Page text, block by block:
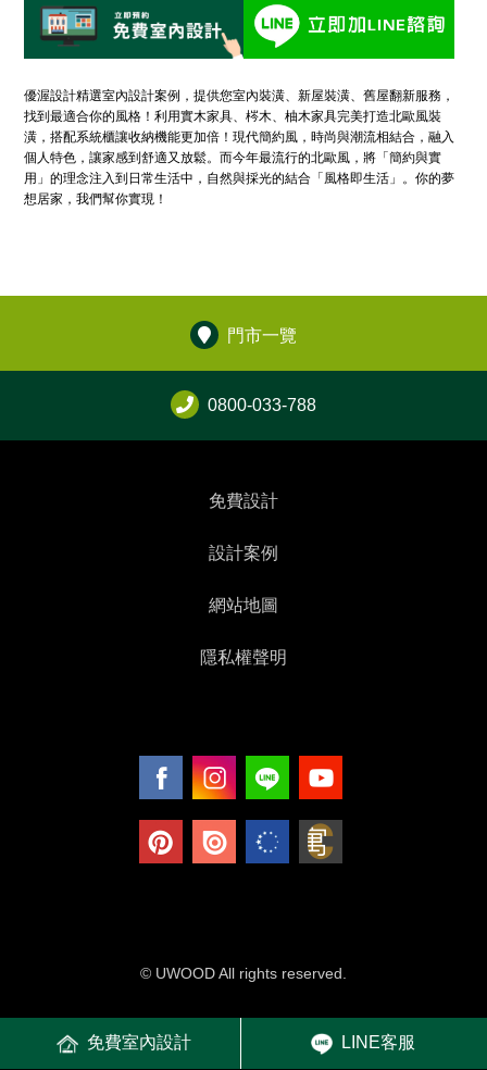
免費室內設計 LINE客服
優渥設計精選室內設計案例，提供您室內裝潢、新屋裝潢、舊屋翻新服務，
找到最適合你的風格！利用實木家具、梣木、柚木家具完美打造北歐風裝
潢，搭配系統櫃讓收納機能更加倍！現代簡約風，時尚與潮流相結合，融入
個人特色，讓家感到舒適又放鬆。而今年最流行的北歐風，將「簡約與實
用」的理念注入到日常生活中，自然與採光的結合「風格即生活」。你的夢
想居家，我們幫你實現！
門市一覽
0800-033-788
免費設計
設計案例
網站地圖
隱私權聲明
© UWOOD All rights reserved.